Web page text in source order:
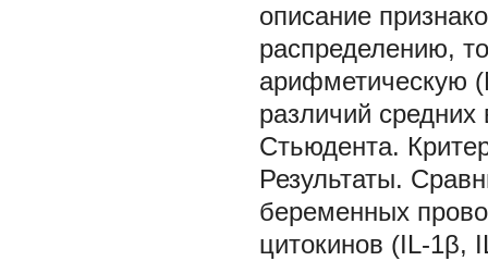
описание
распределению,
арифметическую
различий
Стьюдента.
Результаты.
беременных
цитокинов (IL-1β,